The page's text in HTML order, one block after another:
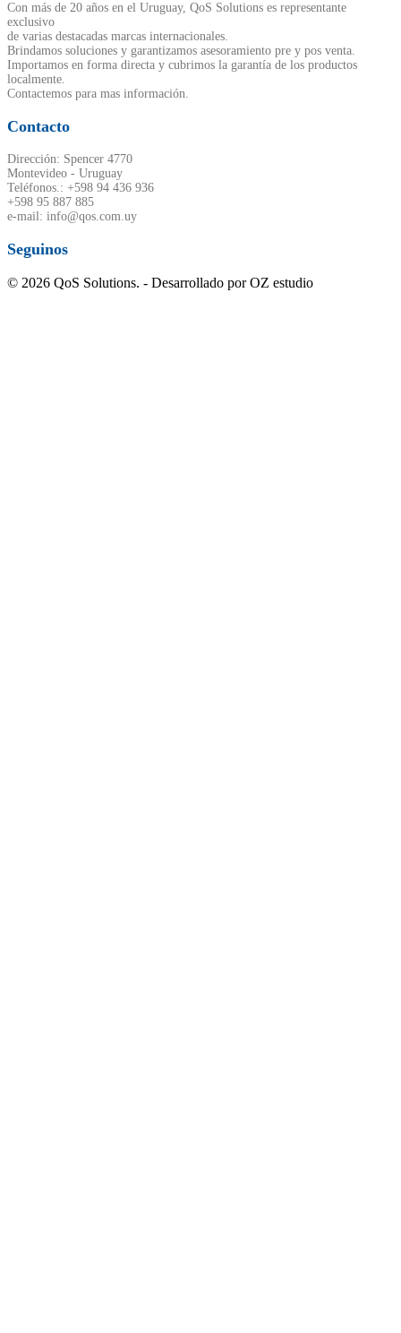
Con más de 20 años en el Uruguay, QoS Solutions es representante
exclusivo
de varias destacadas marcas internacionales.
Brindamos soluciones y garantizamos asesoramiento pre y pos venta.
Importamos en forma directa y cubrimos la garantía de los productos
localmente.
Contactemos para mas información.
Contacto
Dirección: Spencer 4770
Montevideo - Uruguay
Teléfonos.: +598 94 436 936
+598 95 887 885
e-mail: info@qos.com.uy
Seguinos
© 2026 QoS Solutions. - Desarrollado por OZ estudio